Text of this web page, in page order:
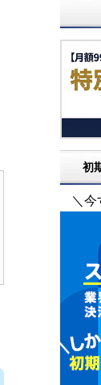
初
＼